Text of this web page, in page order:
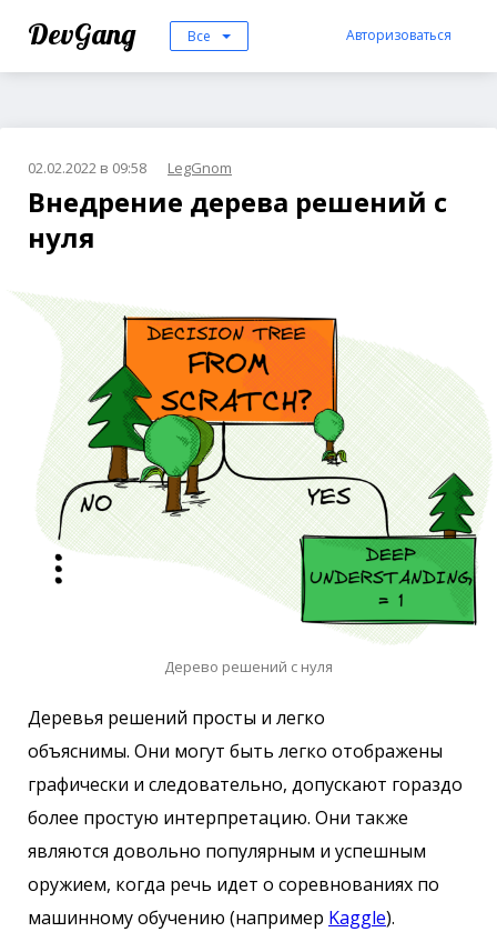
DevGang Все Авторизоваться
02.02.2022 в 09:58 LegGnom
Внедрение дерева решений с
нуля
Дерево решений с нуля
Деревья решений просты и легко
объяснимы. Они могут быть легко отображены
графически и следовательно, допускают гораздо
более простую интерпретацию. Они также
являются довольно популярным и успешным
оружием, когда речь идет о соревнованиях по
машинному обучению (например Kaggle).